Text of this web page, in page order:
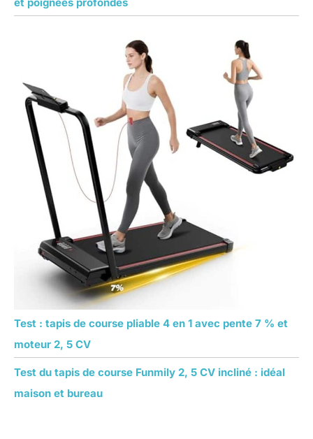
Test : tapis de course pliable 4 en 1 avec pente 7 % et
moteur 2, 5 CV
Test du tapis de course Funmily 2, 5 CV incliné : idéal
maison et bureau